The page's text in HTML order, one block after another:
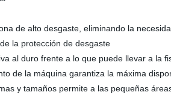
de alto desgaste, eliminando la
la protección de desgaste
al duro frente a lo que puede llevar a la
de la máquina garantiza la máxima
y tamaños permite a las pequeñas